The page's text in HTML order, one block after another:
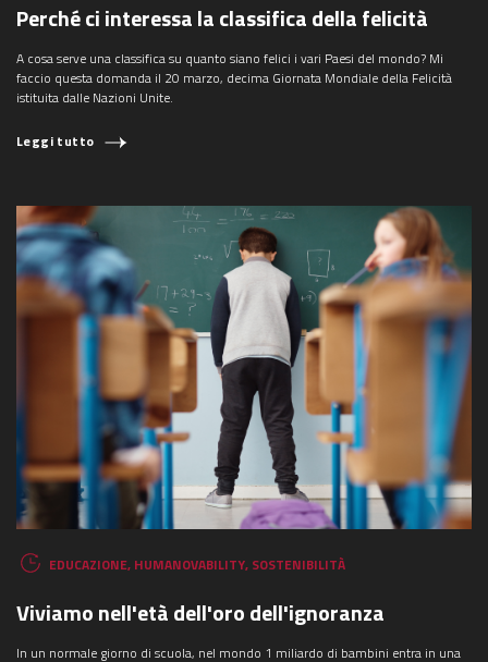
Perché ci interessa la classifica della felicità
A cosa serve una classifica su quanto siano felici i vari Paesi del mondo? Mi
faccio questa domanda il 20 marzo, decima Giornata Mondiale della Felicità
istituita dalle Nazioni Unite.
Leggi tutto
EDUCAZIONE, HUMANOVABILITY, SOSTENIBILITÀ
Viviamo nell'età dell'oro dell'ignoranza
In un normale giorno di scuola, nel mondo 1 miliardo di bambini entra in una